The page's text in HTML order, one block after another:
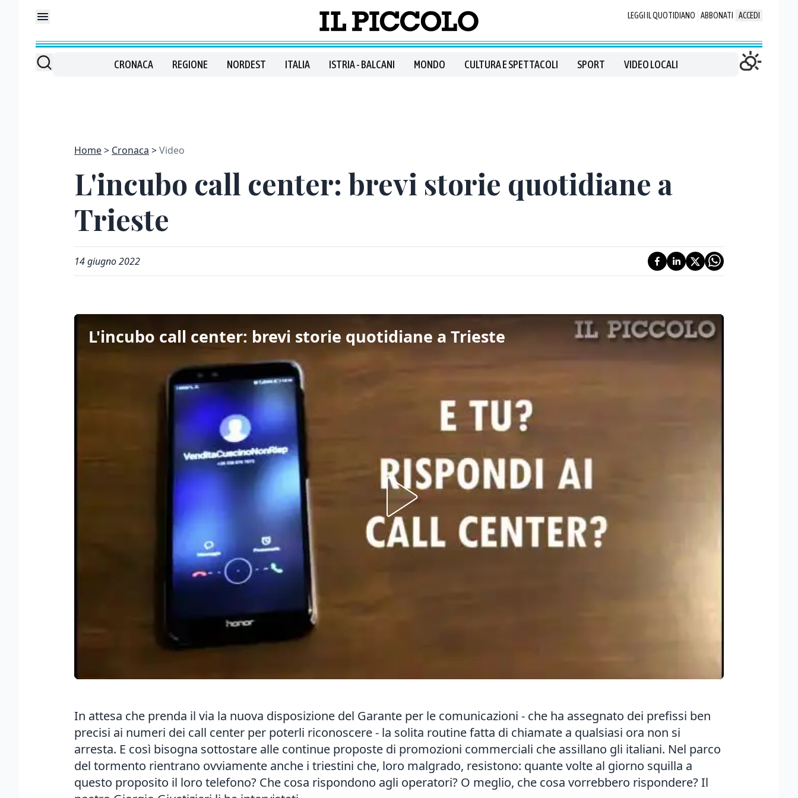
LEGGI IL QUOTIDIANO ABBONATI ACCEDI
CRONACA REGIONE NORDEST ITALIA ISTRIA - BALCANI MONDO CULTURA E SPETTACOLI SPORT VIDEO LOCALI
Home Cronaca Video
L'incubo call center: brevi storie quotidiane a
Trieste
14 giugno 2022
L'incubo call center: brevi storie quotidiane a Trieste
In attesa che prenda il via la nuova disposizione del Garante per le comunicazioni - che ha assegnato dei prefissi ben
precisi ai numeri dei call center per poterli riconoscere - la solita routine fatta di chiamate a qualsiasi ora non si
arresta. E così bisogna sottostare alle continue proposte di promozioni commerciali che assillano gli italiani. Nel parco
del tormento rientrano ovviamente anche i triestini che, loro malgrado, resistono: quante volte al giorno squilla a
questo proposito il loro telefono? Che cosa rispondono agli operatori? O meglio, che cosa vorrebbero rispondere? Il